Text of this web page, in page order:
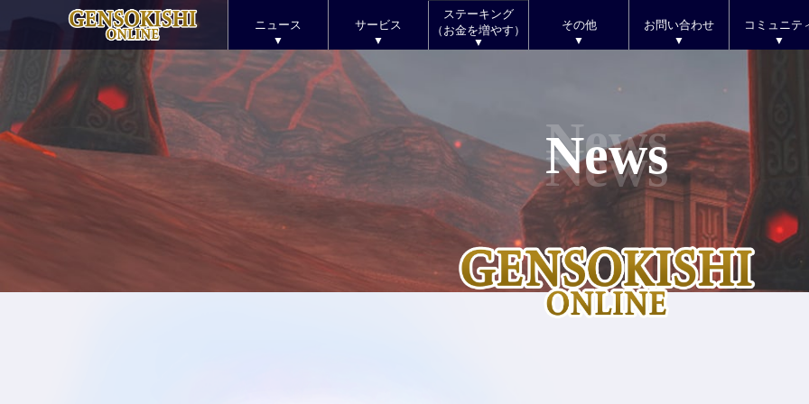
ニュース サービス
ステーキング
（お金を増やす）
その他 お問い合わせ コミュニテ
News